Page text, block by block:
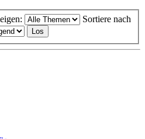
Sortiere nach